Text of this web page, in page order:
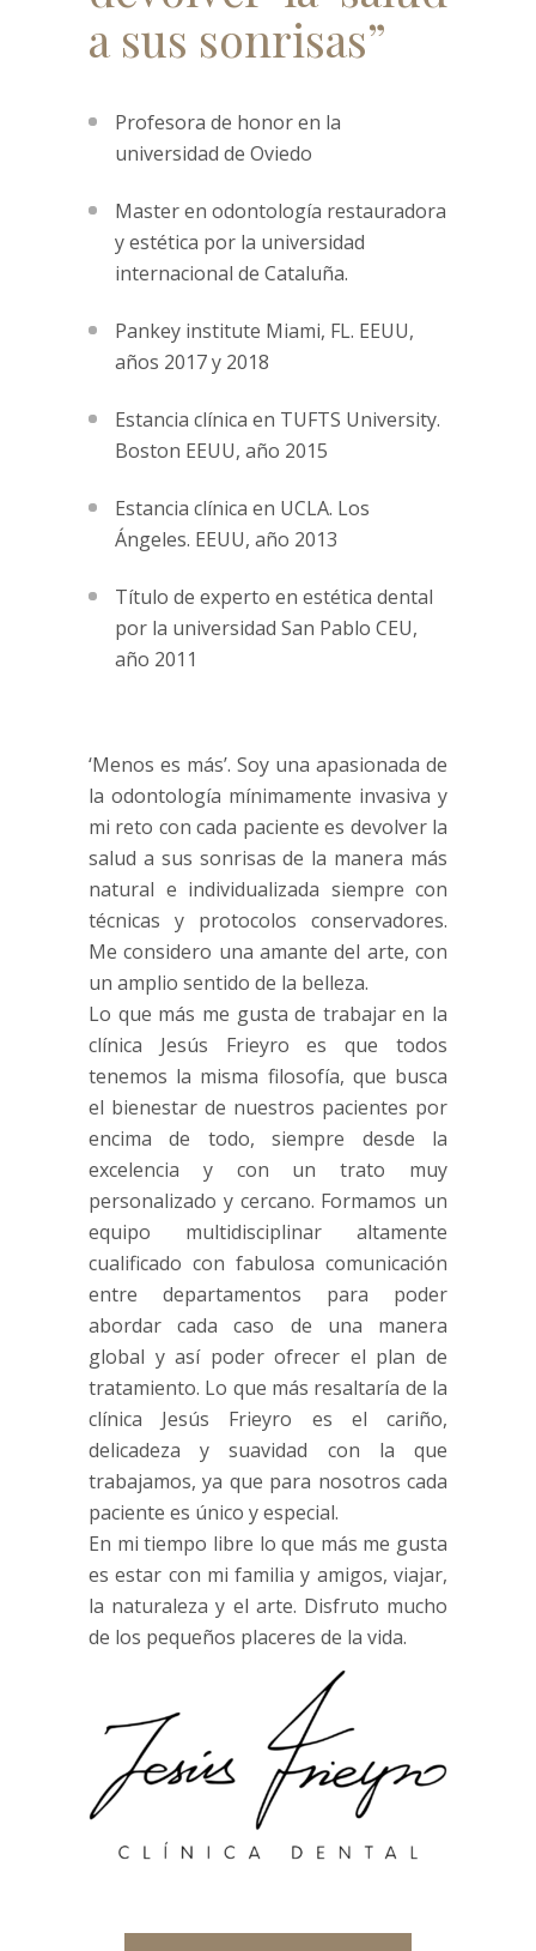
a sus sonrisas”
Profesora de honor en la
universidad de Oviedo
Master en odontología restauradora
y estética por la universidad
internacional de Cataluña.
Pankey institute Miami, FL. EEUU,
años 2017 y 2018
Estancia clínica en TUFTS University.
Boston EEUU, año 2015
Estancia clínica en UCLA. Los
Ángeles. EEUU, año 2013
Título de experto en estética dental
por la universidad San Pablo CEU,
año 2011
‘Menos es más’. Soy una apasionada de
la odontología mínimamente invasiva y
mi reto con cada paciente es devolver la
salud a sus sonrisas de la manera más
natural e individualizada siempre con
técnicas y protocolos conservadores.
Me considero una amante del arte, con
un amplio sentido de la belleza.
Lo que más me gusta de trabajar en la
clínica Jesús Frieyro es que todos
tenemos la misma filosofía, que busca
el bienestar de nuestros pacientes por
encima de todo, siempre desde la
excelencia y con un trato muy
personalizado y cercano. Formamos un
equipo multidisciplinar altamente
cualificado con fabulosa comunicación
entre departamentos para poder
abordar cada caso de una manera
global y así poder ofrecer el plan de
tratamiento. Lo que más resaltaría de la
clínica Jesús Frieyro es el cariño,
delicadeza y suavidad con la que
trabajamos, ya que para nosotros cada
paciente es único y especial.
En mi tiempo libre lo que más me gusta
es estar con mi familia y amigos, viajar,
la naturaleza y el arte. Disfruto mucho
de los pequeños placeres de la vida.